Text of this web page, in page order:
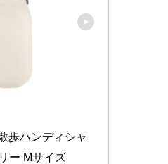
歩ハンディシャ
ー Mサイズ